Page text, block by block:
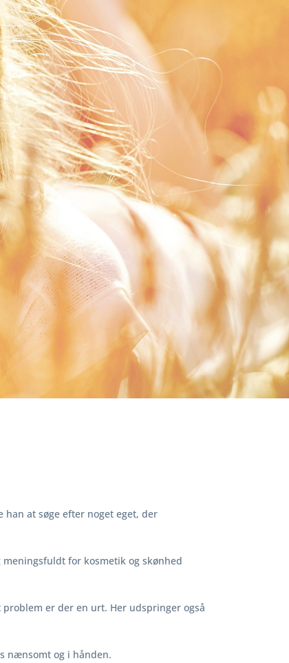
at søge efter noget eget, der
for kosmetik og skønhed
er der en urt. Her udspringer også
nænsomt og i hånden.